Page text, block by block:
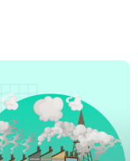
proper attention